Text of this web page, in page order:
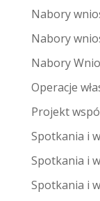
Nabory
Nabory
Nabory
Operacje
Projekt
Spotkania i
Spotkania i
Spotkania i